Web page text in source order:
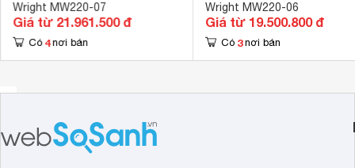
Wright MW220-07
Giá từ 21.961.500 đ
Có 4 nơi bán
Wright MW220-06
Giá từ 19.500.800 đ
Có 3 nơi bán